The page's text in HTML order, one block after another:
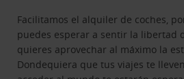
Facilitamos el alquiler de coches,
puedes esperar a sentir la libertad
quieres aprovechar al máximo la
Dondequiera que tus viajes te